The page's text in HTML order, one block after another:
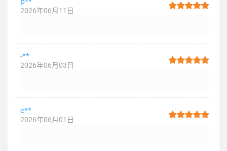
2026年06月11日
-**
2026年06月03日
c**
2026年06月01日